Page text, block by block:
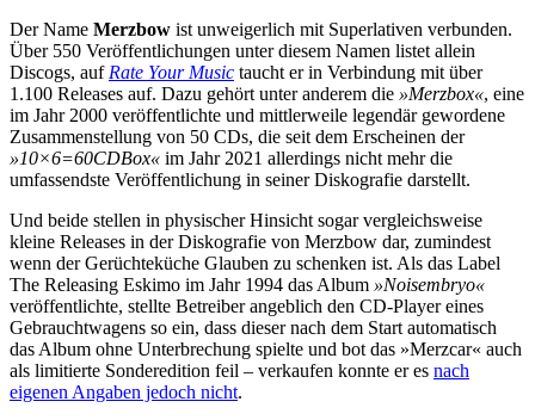
Der Name Merzbow ist unweigerlich mit Superlativen verbunden.
Über 550 Veröffentlichungen unter diesem Namen listet allein
Discogs, auf Rate Your Music taucht er in Verbindung mit über
1.100 Releases auf. Dazu gehört unter anderem die »Merzbox«, eine
im Jahr 2000 veröffentlichte und mittlerweile legendär gewordene
Zusammenstellung von 50 CDs, die seit dem Erscheinen der
»10×6=60CDBox« im Jahr 2021 allerdings nicht mehr die
umfassendste Veröffentlichung in seiner Diskografie darstellt.
Und beide stellen in physischer Hinsicht sogar vergleichsweise
kleine Releases in der Diskografie von Merzbow dar, zumindest
wenn der Gerüchteküche Glauben zu schenken ist. Als das Label
The Releasing Eskimo im Jahr 1994 das Album »Noisembryo«
veröffentlichte, stellte Betreiber angeblich den CD-Player eines
Gebrauchtwagens so ein, dass dieser nach dem Start automatisch
das Album ohne Unterbrechung spielte und bot das »Merzcar« auch
als limitierte Sonderedition feil – verkaufen konnte er es nach
eigenen Angaben jedoch nicht.